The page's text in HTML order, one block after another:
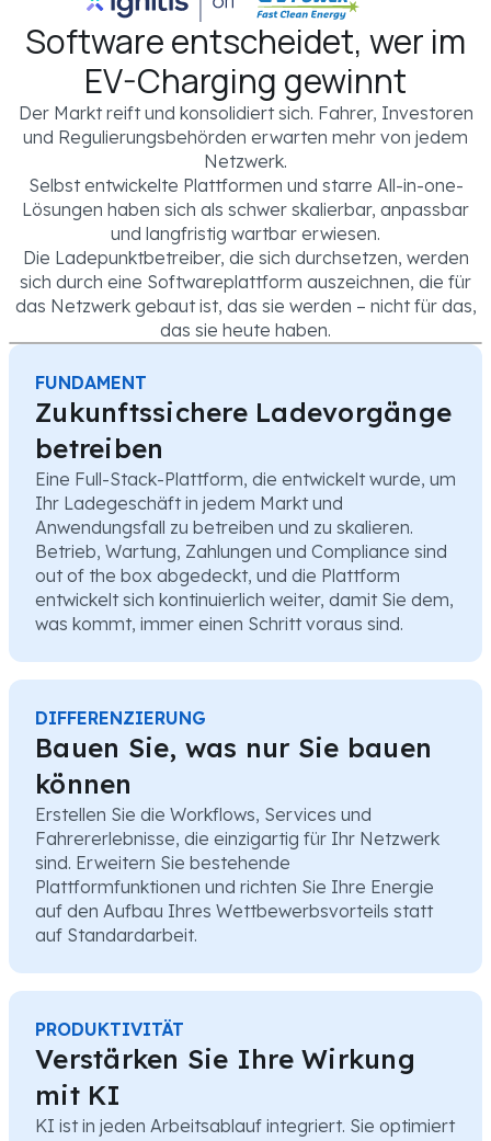
Software entscheidet, wer im
EV-Charging gewinnt
Der Markt reift und konsolidiert sich. Fahrer, Investoren
und Regulierungsbehörden erwarten mehr von jedem
Netzwerk.
Selbst entwickelte Plattformen und starre All-in-one-
Lösungen haben sich als schwer skalierbar, anpassbar
und langfristig wartbar erwiesen.
Die Ladepunktbetreiber, die sich durchsetzen, werden
sich durch eine Softwareplattform auszeichnen, die für
das Netzwerk gebaut ist, das sie werden – nicht für das,
das sie heute haben.
FUNDAMENT
Zukunftssichere Ladevorgänge
betreiben
Eine Full-Stack-Plattform, die entwickelt wurde, um
Ihr Ladegeschäft in jedem Markt und
Anwendungsfall zu betreiben und zu skalieren.
Betrieb, Wartung, Zahlungen und Compliance sind
out of the box abgedeckt, und die Plattform
entwickelt sich kontinuierlich weiter, damit Sie dem,
was kommt, immer einen Schritt voraus sind.
DIFFERENZIERUNG
Bauen Sie, was nur Sie bauen
können
Erstellen Sie die Workflows, Services und
Fahrererlebnisse, die einzigartig für Ihr Netzwerk
sind. Erweitern Sie bestehende
Plattformfunktionen und richten Sie Ihre Energie
auf den Aufbau Ihres Wettbewerbsvorteils statt
auf Standardarbeit.
PRODUKTIVITÄT
Verstärken Sie Ihre Wirkung
mit KI
KI ist in jeden Arbeitsablauf integriert. Sie optimiert